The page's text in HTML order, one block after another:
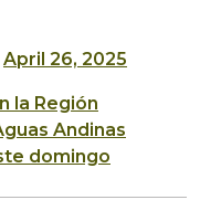
April 26, 2025
la Región
Andinas
domingo